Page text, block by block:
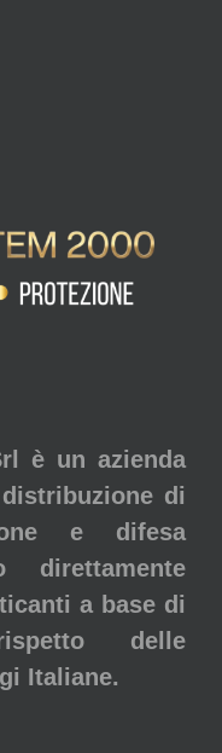
è un azienda
di
e difesa
direttamente
a base di
delle
Italiane.